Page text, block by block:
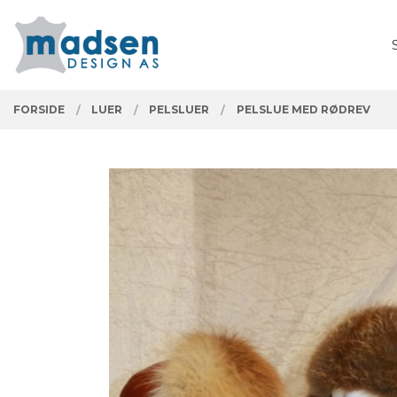
innholdet
PRODUKTER
Lukk
FORSIDE LUER PELSLUER PELSLUE MED RØDREV